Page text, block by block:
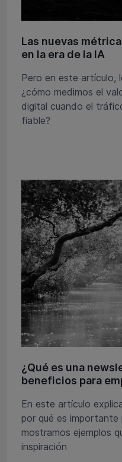
Las nuevas
en la era de la IA
Pero en este artículo,
¿cómo medimos el
digital cuando el
fiable?
¿Qué es una
beneficios para
En este artículo
por qué es importante
mostramos ejemplos
inspiración